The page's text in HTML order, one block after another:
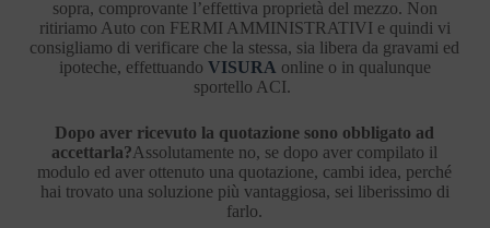
sopra, comprovante l’effettiva proprietà del mezzo. Non
ritiriamo Auto con FERMI AMMINISTRATIVI e quindi vi
consigliamo di verificare che la stessa, sia libera da gravami ed
ipoteche, effettuando VISURA online o in qualunque
sportello ACI.
Dopo aver ricevuto la quotazione sono obbligato ad
accettarla?Assolutamente no, se dopo aver compilato il
modulo ed aver ottenuto una quotazione, cambi idea, perché
hai trovato una soluzione più vantaggiosa, sei liberissimo di
farlo.